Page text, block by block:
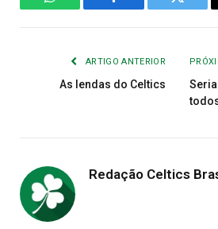
WhatsAppFacebook Twitter
ARTIGO ANTERIOR
As lendas do Celtics
Redação Celtics